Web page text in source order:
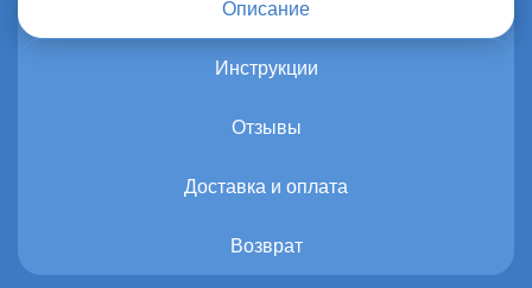
Описание
Инструкции
Отзывы
Доставка и оплата
Возврат